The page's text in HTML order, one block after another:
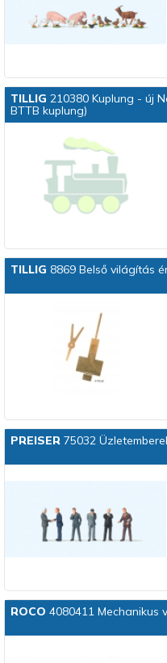
TILLIG 210380 Kuplung - új
BTTB kuplung)
TILLIG 8869 Belső világítás
PREISER75032
ROCO 4080411 Mechanikus